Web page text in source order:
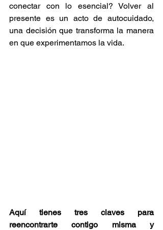
conectar con lo esencial? Volver al
presente es un acto de autocuidado,
una decisión que transforma la manera
en que experimentamos la vida.
Aquí tienes tres claves para
reencontrarte contigo misma y